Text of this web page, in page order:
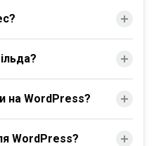
на WordPress?
WordPress?